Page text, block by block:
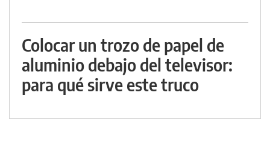
Colocar un trozo de papel de
aluminio debajo del televisor:
para qué sirve este truco